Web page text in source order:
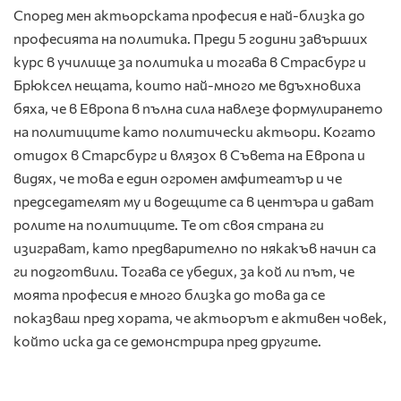
Според мен актьорската професия е най-близка до
професията на политика. Преди 5 години завърших
курс в училище за политика и тогава в Страсбург и
Брюксел нещата, които най-много ме вдъхновиха
бяха, че в Европа в пълна сила навлезе формулирането
на политиците като политически актьори. Когато
отидох в Старсбург и влязох в Съвета на Европа и
видях, че това е един огромен амфитеатър и че
председателят му и водещите са в центъра и дават
ролите на политиците. Те от своя страна ги
изиграват, като предварително по някакъв начин са
ги подготвили. Тогава се убедих, за кой ли път, че
моята професия е много близка до това да се
показваш пред хората, че актьорът е активен човек,
който иска да се демонстрира пред другите.